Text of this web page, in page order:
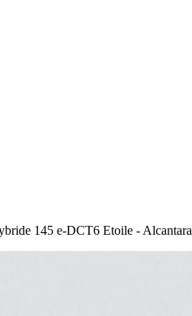
145 e-DCT6 Etoile - Alcantara